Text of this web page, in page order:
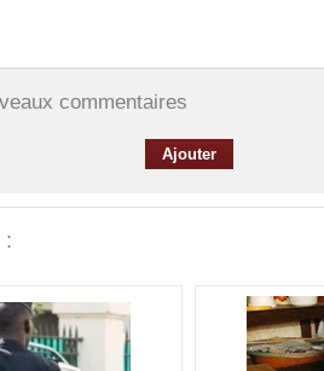
commentaires
: